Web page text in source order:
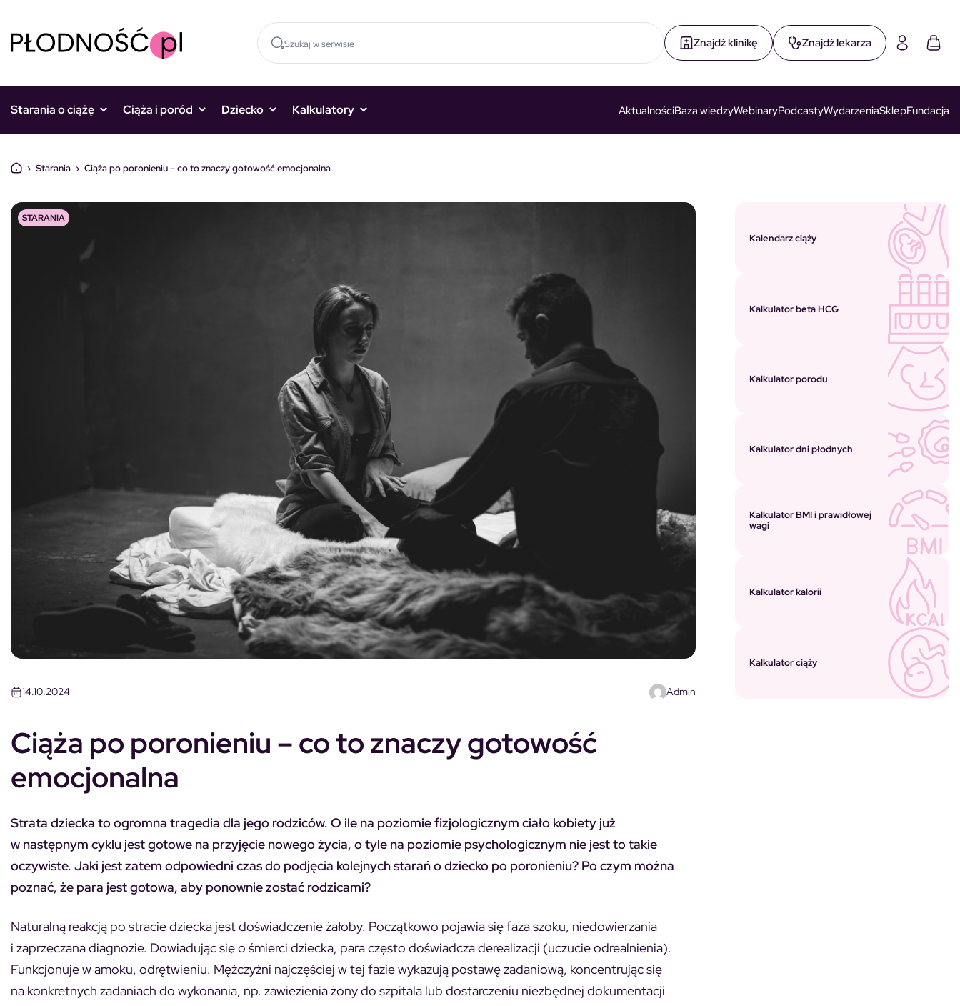
Znajdź klinikę Znajdź lekarza
Starania o ciążę Ciąża i poród Dziecko Kalkulatory AktualnościBaza wiedzyWebinaryPodcastyWydarzeniaSklepFundacja
› Starania › Ciąża po poronieniu – co to znaczy gotowość emocjonalna
STARANIA
14.10.2024 Admin
Ciąża po poronieniu – co to znaczy gotowość
emocjonalna
Strata dziecka to ogromna tragedia dla jego rodziców. O ile na poziomie fizjologicznym ciało kobiety już
w następnym cyklu jest gotowe na przyjęcie nowego życia, o tyle na poziomie psychologicznym nie jest to takie
oczywiste. Jaki jest zatem odpowiedni czas do podjęcia kolejnych starań o dziecko po poronieniu? Po czym można
poznać, że para jest gotowa, aby ponownie zostać rodzicami?
Naturalną reakcją po stracie dziecka jest doświadczenie żałoby. Początkowo pojawia się faza szoku, niedowierzania
i zaprzeczana diagnozie. Dowiadując się o śmierci dziecka, para często doświadcza derealizacji (uczucie odrealnienia).
Funkcjonuje w amoku, odrętwieniu. Mężczyźni najczęściej w tej fazie wykazują postawę zadaniową, koncentrując się
na konkretnych zadaniach do wykonania, np. zawiezienia żony do szpitala lub dostarczeniu niezbędnej dokumentacji
Kalendarz ciąży
Kalkulator beta HCG
Kalkulator porodu
Kalkulator dni płodnych
Kalkulator BMI i prawidłowej
wagi
Kalkulator kalorii
Kalkulator ciąży